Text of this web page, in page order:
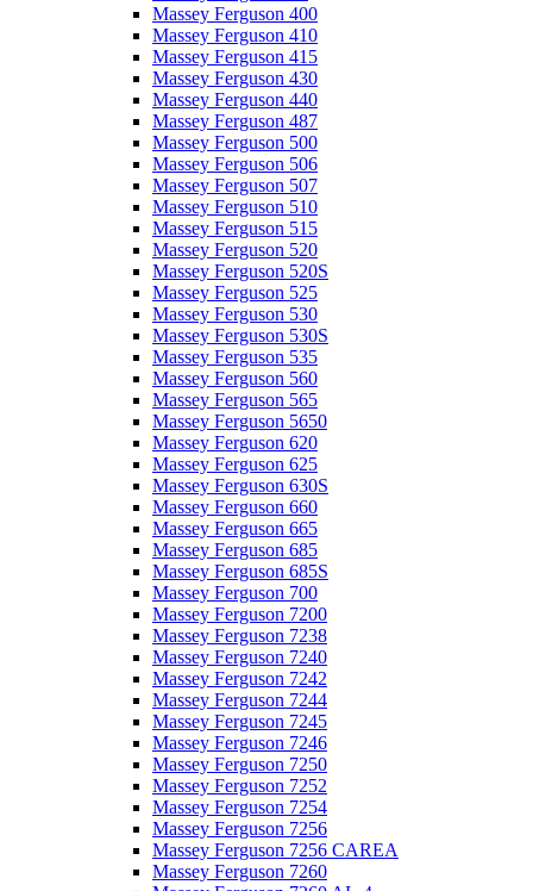
Massey Ferguson 400
Massey Ferguson 410
Massey Ferguson 415
Massey Ferguson 430
Massey Ferguson 440
Massey Ferguson 487
Massey Ferguson 500
Massey Ferguson 506
Massey Ferguson 507
Massey Ferguson 510
Massey Ferguson 515
Massey Ferguson 520
Massey Ferguson 520S
Massey Ferguson 525
Massey Ferguson 530
Massey Ferguson 530S
Massey Ferguson 535
Massey Ferguson 560
Massey Ferguson 565
Massey Ferguson 5650
Massey Ferguson 620
Massey Ferguson 625
Massey Ferguson 630S
Massey Ferguson 660
Massey Ferguson 665
Massey Ferguson 685
Massey Ferguson 685S
Massey Ferguson 700
Massey Ferguson 7200
Massey Ferguson 7238
Massey Ferguson 7240
Massey Ferguson 7242
Massey Ferguson 7244
Massey Ferguson 7245
Massey Ferguson 7246
Massey Ferguson 7250
Massey Ferguson 7252
Massey Ferguson 7254
Massey Ferguson 7256
Massey Ferguson 7256 CAREA
Massey Ferguson 7260